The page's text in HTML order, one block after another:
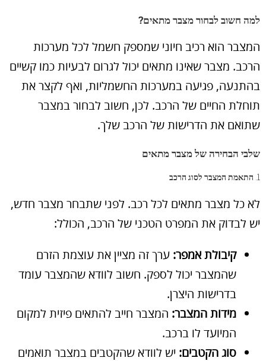
למה חשוב לבחור מצבר מתאים?
המצבר הוא רכיב חיוני שמספק חשמל לכל מערכות
הרכב. מצבר שאינו מתאים יכול לגרום לבעיות כמו קשיים
בהתנעה, פגיעה במערכות החשמליות, ואף לקצר את
תוחלת החיים של הרכב. לכן, חשוב לבחור במצבר
שתואם את הדרישות של הרכב שלך.
שלבי הבחירה של מצבר מתאים
1. התאמת המצבר לסוג הרכב
לא כל מצבר מתאים לכל רכב. לפני שתבחר מצבר חדש,
יש לבדוק את המפרט הטכני של הרכב, הכולל:
קיבולת אמפר: ערך זה מציין את עוצמת הזרם
שהמצבר יכול לספק. חשוב לוודא שהמצבר עומד
בדרישות היצרן.
מידות המצבר: המצבר חייב להתאים פיזית למקום
המיועד לו ברכב.
סוג הקטבים: יש לוודא שהקטבים במצבר תואמים